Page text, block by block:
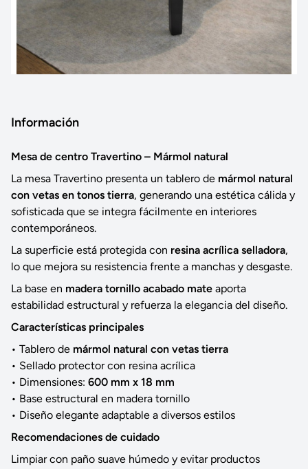
Información
Mesa de centro Travertino – Mármol natural
La mesa Travertino presenta un tablero de mármol natural
con vetas en tonos tierra, generando una estética cálida y
sofisticada que se integra fácilmente en interiores
contemporáneos.
La superficie está protegida con resina acrílica selladora,
lo que mejora su resistencia frente a manchas y desgaste.
La base en madera tornillo acabado mate aporta
estabilidad estructural y refuerza la elegancia del diseño.
Características principales
• Tablero de mármol natural con vetas tierra
• Sellado protector con resina acrílica
• Dimensiones: 600 mm x 18 mm
• Base estructural en madera tornillo
• Diseño elegante adaptable a diversos estilos
Recomendaciones de cuidado
Limpiar con paño suave húmedo y evitar productos